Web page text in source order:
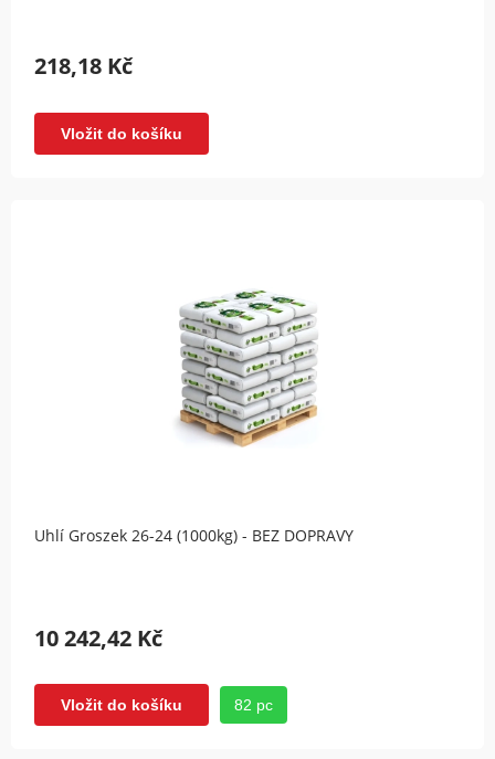
218,18 Kč
Vložit do košíku
Uhlí Groszek 26-24 (1000kg) - BEZ DOPRAVY
10 242,42 Kč
Vložit do košíku 82 pc